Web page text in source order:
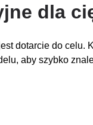
dla
dotarcie do
aby szybko